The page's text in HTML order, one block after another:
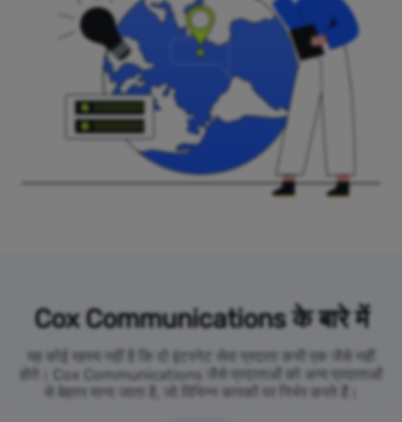
Cox Communications के बारे में
यह कोई रहस्य नहीं है कि दो इंटरनेट सेवा प्रदाता कभी एक जैसे नहीं
होते। Cox Communications जैसे प्रदाताओं को अन्य प्रदाताओं
से बेहतर माना जाता है, जो विभिन्न कारकों पर निर्भर करते हैं।